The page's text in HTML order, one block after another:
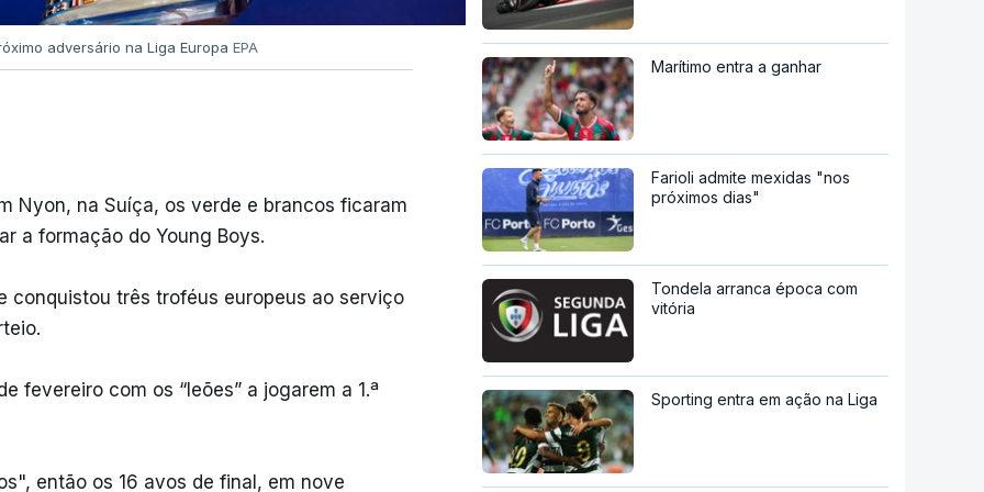
adversário na Liga Europa EPA
Nyon, na Suíça, os verde e brancos ficaram
a formação do Young Boys.
conquistou três troféus europeus ao serviço
fevereiro com os “leões” a jogarem a 1.ª
então os 16 avos de final, em nove
Marítimo entra a ganhar
Farioli admite mexidas "nos
próximos dias"
Tondela arranca época com
vitória
Sporting entra em ação na Liga